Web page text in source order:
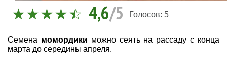
4,6/5 Голосов: 5
Семена момордики можно сеять на рассаду с конца
марта до середины апреля.